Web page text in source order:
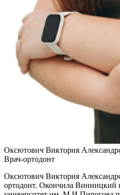
Оксютович Виктория
Врач-ортодонт
Оксютович Виктория
ортодонт. Окончила